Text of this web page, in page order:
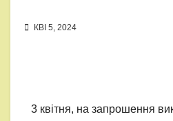
КВІ 5, 2024
3 квітня, на запрошення